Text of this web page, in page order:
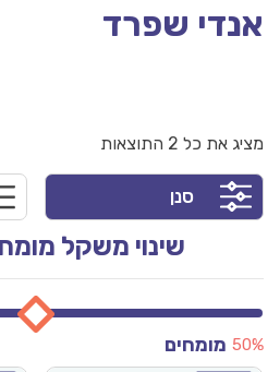
אנדי שפרד
מציג את כל 2 התוצאות
סנן
שינוי משקל
מומחים 50%